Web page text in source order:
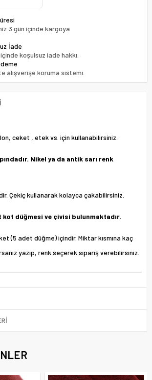
3 gün içinde kargoya
İade
koşulsuz iade hakkı.
alışverişe koruma sistemi.
ceket , etek vs. için kullanabilirsiniz.
Nikel ya da antik sarı renk
Çekiç kullanarak kolayca çakabilirsiniz.
düğmesi ve çivisi bulunmaktadır.
(5 adet düğme) içindir. Miktar kısmına kaç
yazıp, renk seçerek sipariş verebilirsiniz.